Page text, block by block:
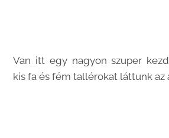
Van itt egy nagyon szuper
kis fa és fém tallérokat láttunk az